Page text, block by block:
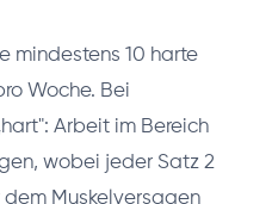
mindestens 10 harte
Woche. Bei
Arbeit im Bereich
wobei jeder Satz 2
Muskelversagen